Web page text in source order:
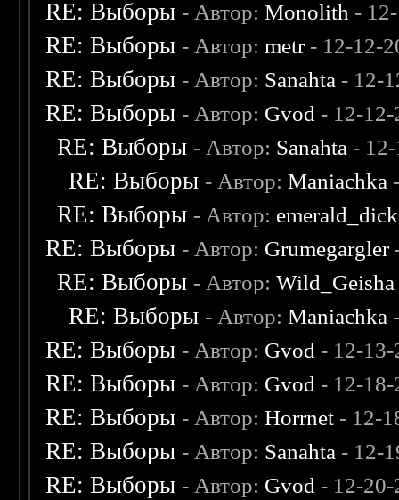
RE: Выборы - Автор:Monolith -
RE: Выборы - Автор:metr- 12-12-
RE: Выборы - Автор: Sanahta - 12-
RE: Выборы - Автор: Gvod - 12-
RE: Выборы - Автор: Sanahta -
RE: Выборы - Автор:Maniachka
RE: Выборы - Автор: emerald_dick
RE: Выборы - Автор: Grumegargler
RE: Выборы - Автор:Wild_Geisha
RE: Выборы - Автор:Maniachka
RE: Выборы - Автор: Gvod - 12-
RE: Выборы - Автор: Gvod - 12-
RE: Выборы - Автор:Horrnet - 12-
RE: Выборы - Автор: Sanahta - 12-
RE: Выборы - Автор: Gvod - 12-